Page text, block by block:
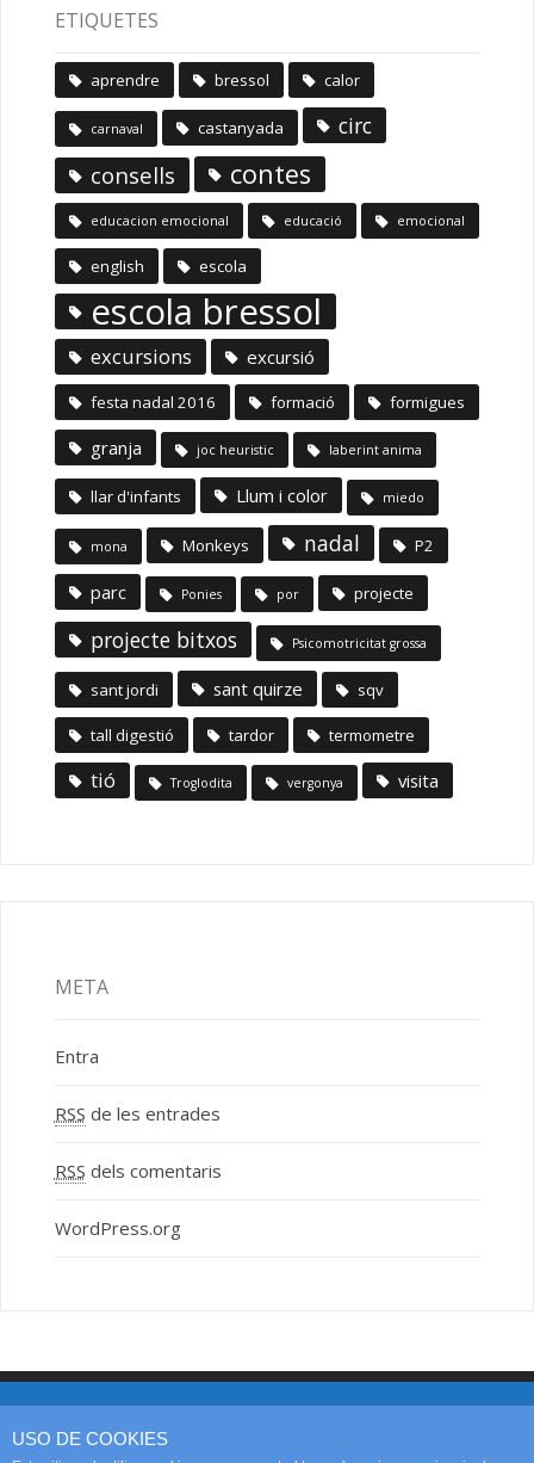
ETIQUETES
aprendre bressol calor
carnaval castanyada circ
consells contes
educacion emocional educació emocional
english escola
escola bressol
excursions excursió
festa nadal 2016 formació formigues
granja joc heuristic laberint anima
llar d'infants Llum i color miedo
mona Monkeys nadal P2
parc Ponies por projecte
projecte bitxos Psicomotricitat grossa
sant jordi sant quirze sqv
tall digestió tardor termometre
tió Troglodita vergonya visita
META
Entra
RSS de les entrades
RSS dels comentaris
WordPress.org
USO DE COOKIES